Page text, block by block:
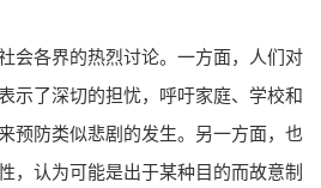
会各界的热烈讨论。一方面，人们对
示了深切的担忧，呼吁家庭、学校和
预防类似悲剧的发生。另一方面，也
，认为可能是出于某种目的而故意制